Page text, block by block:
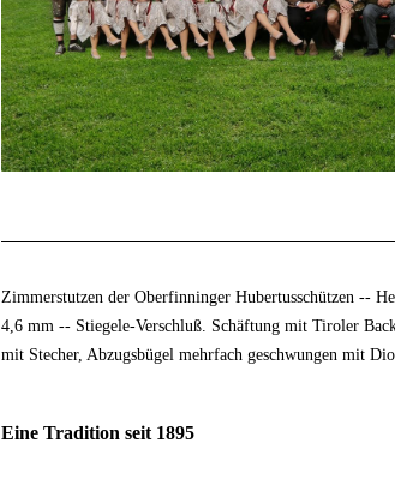
Zimmerstutzen der Oberfinninger Hubertusschützen --
4,6 mm -- Stiegele-Verschluß. Schäftung mit Tiroler
mit Stecher, Abzugsbügel mehrfach geschwungen mit
Eine Tradition seit 1895